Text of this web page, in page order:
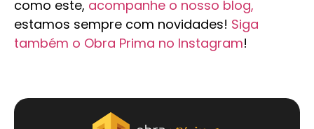
como este, acompanhe o nosso blog,
estamos sempre com novidades! Siga
também o Obra Prima no Instagram!